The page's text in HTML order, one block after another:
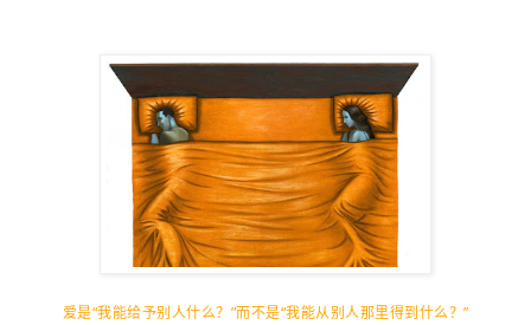
爱是“我能给予别人什么？”而不是“我能从别人那里得到什么？”